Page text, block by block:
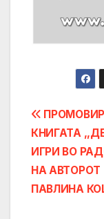
Post
КНИГАТА
ИГРИ ВО
НА АВТОРОТ
ПАВЛИНА